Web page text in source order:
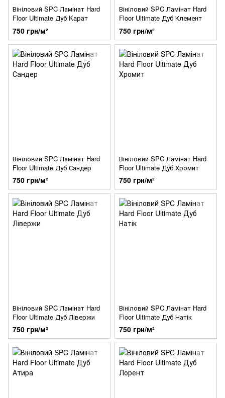
Вініловий SPC Ламінат Hard
Floor Ultimate Дуб Kaрат
750 грн/м²
Вініловий SPC Ламінат Hard
Floor Ultimate Дуб Клемент
750 грн/м²
Вініловий SPC Ламінат Hard
Floor Ultimate Дуб Сандер
750 грн/м²
Вініловий SPC Ламінат Hard
Floor Ultimate Дуб Хромит
750 грн/м²
Вініловий SPC Ламінат Hard
Floor Ultimate Дуб Лівержи
750 грн/м²
Вініловий SPC Ламінат Hard
Floor Ultimate Дуб Натік
750 грн/м²